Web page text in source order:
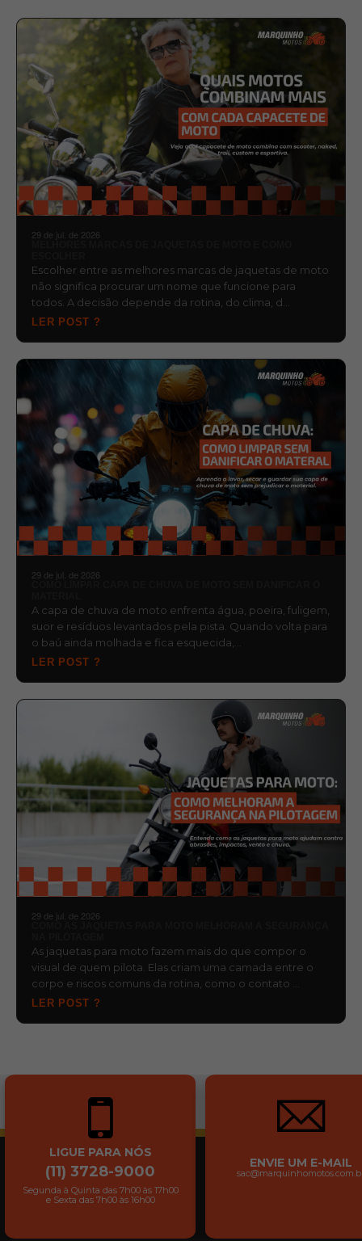
29 de jul. de 2026
Escolher entre as melhores marcas de jaquetas de moto
não significa procurar um nome que funcione para
todos. A decisão depende da rotina, do clima, d…
LER POST ?
29 de jul. de 2026
A capa de chuva de moto enfrenta água, poeira, fuligem,
suor e resíduos levantados pela pista. Quando volta para
o baú ainda molhada e fica esquecida,…
LER POST ?
29 de jul. de 2026
As jaquetas para moto fazem mais do que compor o
visual de quem pilota. Elas criam uma camada entre o
corpo e riscos comuns da rotina, como o contato …
LER POST ?
LIGUE PARA NÓS
(11) 3728-9000
Segunda à Quinta das 7h00 às 17h00
e Sexta das 7h00 às 16h00
ENVIE UM E-MAIL